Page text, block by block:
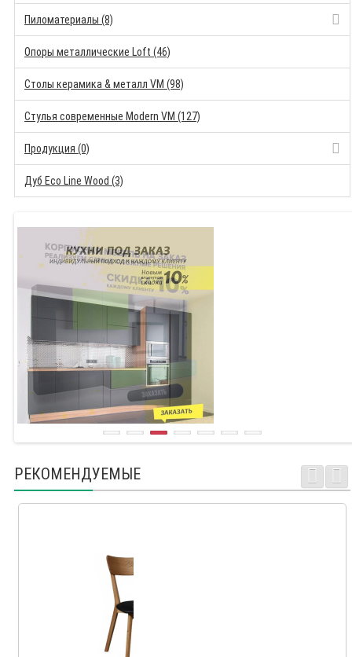
Пиломатериалы (8)
Опоры металлические Loft (46)
Столы керамика & металл VM (98)
Стулья современные Modern VM (127)
Продукция (0)
Дуб Eco Line Wood (3)
РЕКОМЕНДУЕМЫЕ